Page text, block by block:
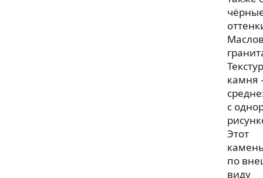
с
Этот
по
виду